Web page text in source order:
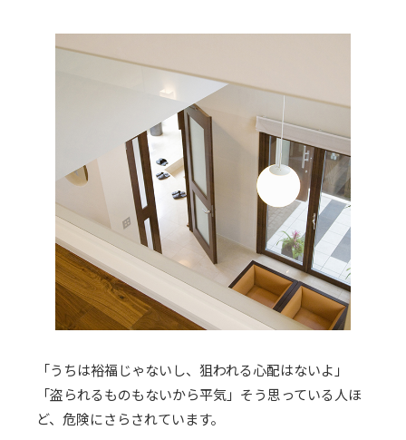
「うちは裕福じゃないし、狙われる心配はないよ」
「盗られるものもないから平気」そう思っている人ほ
ど、危険にさらされています。